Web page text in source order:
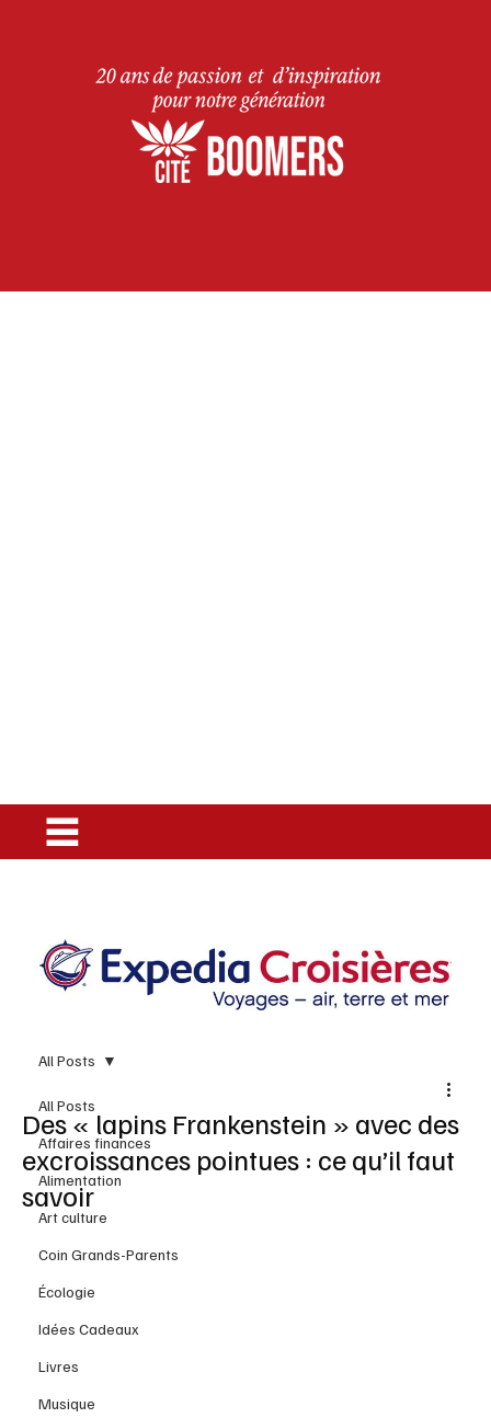
All Posts
Affaires finances
Alimentation
Art culture
Coin Grands-Parents
Écologie
Idées Cadeaux
Livres
Musique
All Posts
Des « lapins Frankenstein » avec des
excroissances pointues : ce qu’il faut
savoir